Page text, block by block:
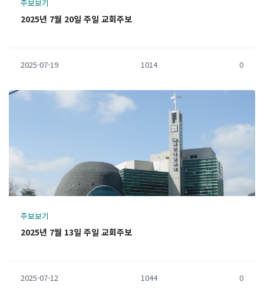
주보보기
2025년 7월 20일 주일 교회주보
2025-07-19 1014 0
주보보기
2025년 7월 13일 주일 교회주보
2025-07-12 1044 0